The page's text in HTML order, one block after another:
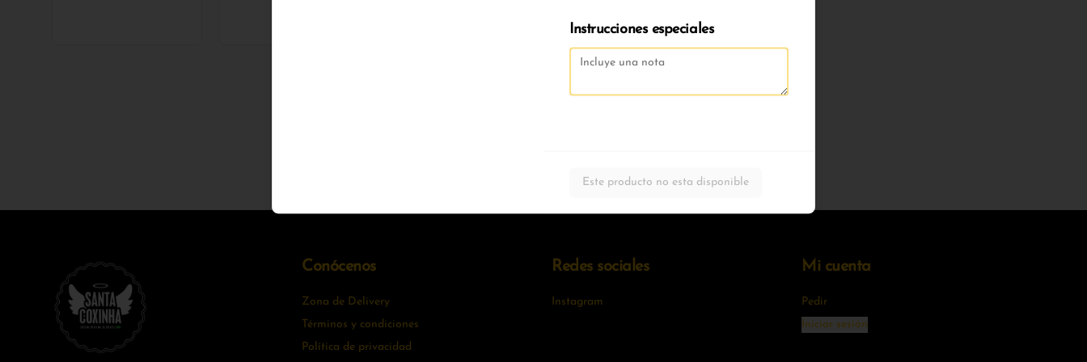
Conócenos
Zona de Delivery
Términos y condiciones
Política de privacidad
Redes sociales
Instagram
Mi cuenta
Pedir
Iniciar sesión
Instrucciones especiales
Este producto no esta disponible